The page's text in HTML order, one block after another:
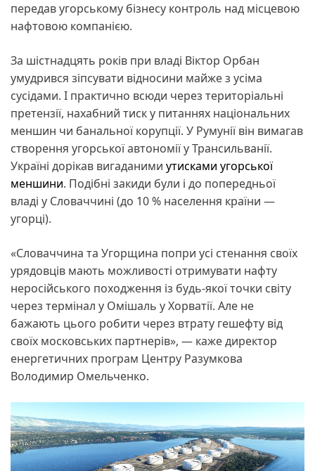
передав угорському бізнесу контроль над місцевою
нафтовою компанією.
За шістнадцять років при владі Віктор Орбан
умудрився зіпсувати відносини майже з усіма
сусідами. І практично всюди через територіальні
претензії, нахабний тиск у питаннях національних
меншин чи банальної корупції. У Румунії він вимагав
створення угорської автономії у Трансильванії.
Україні дорікав вигаданими утисками угорської
меншини. Подібні закиди були і до попередньої
владі у Словаччині (до 10 % населення країни —
угорці).
«Словаччина та Угорщина попри усі стенання своїх
урядовців мають можливості отримувати нафту
неросійського походження із будь-якої точки світу
через термінал у Омішаль у Хорватії. Але не
бажають цього робити через втрату гешефту від
своїх московських партнерів», — каже директор
енергетичних програм Центру Разумкова
Володимир Омельченко.